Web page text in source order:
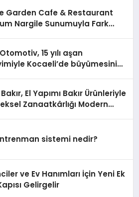
Garden Cafe & Restaurant
Nargile Sunumuyla Fark
15 yılı aşan
Kocaeli’de büyümesini
El Yapımı Bakır Ürünleriyle
Zanaatkârlığı Modern
sistemi nedir?
ve Ev Hanımları İçin Yeni Ek
Gelirgelir